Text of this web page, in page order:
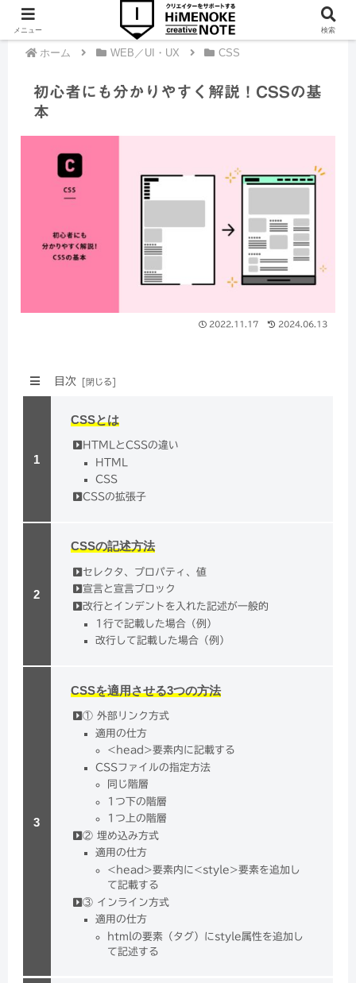
ホーム WEB／UI・UX CSS
初心者にも分かりやすく解説！CSSの基
本
2022.11.17 2024.06.13
目次
CSSとは
HTMLとCSSの違い
HTML
CSS
CSSの拡張子
CSSの記述方法
セレクタ、プロパティ、値
宣言と宣言ブロック
改行とインデントを入れた記述が一般的
1行で記載した場合（例）
改行して記載した場合（例）
CSSを適用させる3つの方法
① 外部リンク方式
適用の仕方
<head>要素内に記載する
CSSファイルの指定方法
同じ階層
1つ下の階層
1つ上の階層
② 埋め込み方式
適用の仕方
<head>要素内に<style>要素を追加し
て記載する
③ インライン方式
適用の仕方
htmlの要素（タグ）にstyle属性を追加し
て記述する
メニュー 検索